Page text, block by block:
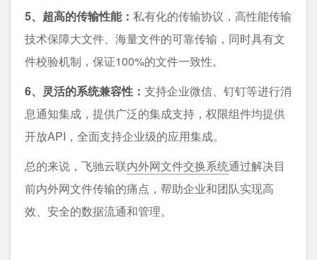
5、超高的传输性能： 私有化的传输协议，高性能传输
技术保障大文件、海量文件的可靠传输，同时具有文
件校验机制，保证100%的文件一致性。
6、灵活的系统兼容性： 支持企业微信、钉钉等进行消
息通知集成，提供广泛的集成支持，权限组件均提供
开放API，全面支持企业级的应用集成。
总的来说，飞驰云联内外网文件交换系统通过解决目
前内外网文件传输的痛点，帮助企业和团队实现高
效、安全的数据流通和管理。